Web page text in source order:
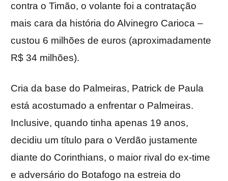
contra o Timão, o volante foi a contratação
mais cara da história do Alvinegro Carioca –
custou 6 milhões de euros (aproximadamente
R$ 34 milhões).
Cria da base do Palmeiras, Patrick de Paula
está acostumado a enfrentar o Palmeiras.
Inclusive, quando tinha apenas 19 anos,
decidiu um título para o Verdão justamente
diante do Corinthians, o maior rival do ex-time
e adversário do Botafogo na estreia do